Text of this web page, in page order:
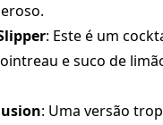
: Este é um
e suco de
: Uma versão